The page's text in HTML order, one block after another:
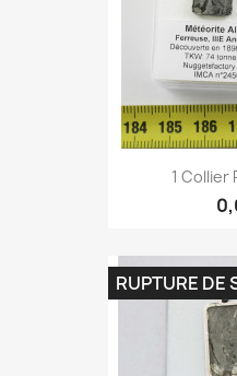
1 Collier
RUPTURE DE